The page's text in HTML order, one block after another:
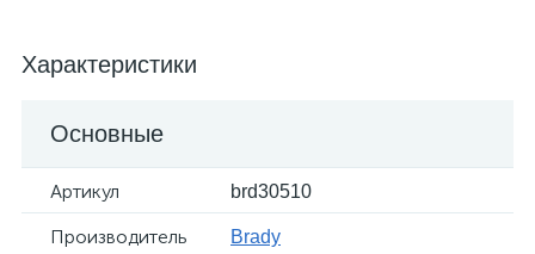
Характеристики
Основные
Артикул brd30510
Производитель Brady